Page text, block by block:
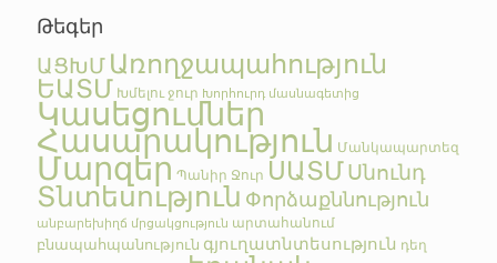
Թեգեր
ԱՑԽՄ Առողջապահություն
ԵԱՏՄ Խմելու ջուր Խորհուրդ մասնագետից
Կասեցումներ
Հասարակություն Մանկապարտեզ
Մարզեր Պանիր Ջուր ՍԱՏՄՍնունդ
Տնտեսություն Փորձաքննություն
անբարեխիղճ մրցակցություն արտահանում
բնապահպանություն գյուղատնտեսություն դեղ